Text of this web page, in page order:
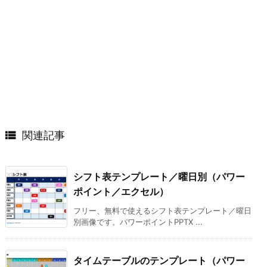
 関連記事
シフト表テンプレート／曜日別（パワー
ポイント／エクセル）
フリー、無料で使えるシフト表テンプレート／曜日
別画像です。パワーポイントPPTX ...
タイムテーブルのテンプレート（パワー